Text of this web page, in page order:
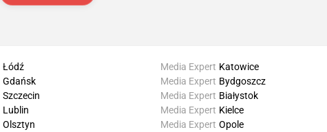
Łódź
Gdańsk
Szczecin
Lublin
Media Expert Katowice
Media Expert Bydgoszcz
Media Expert Białystok
Media Expert Kielce
Olsztyn
Media Expert Opole